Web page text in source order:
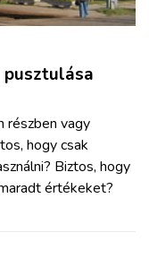
részben vagy
hogy csak
Biztos, hogy
értékeket?